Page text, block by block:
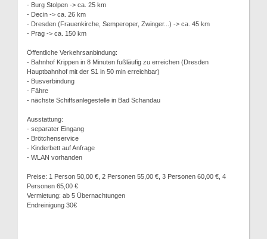
- Burg Stolpen -> ca. 25 km
- Decin -> ca. 26 km
- Dresden (Frauenkirche, Semperoper, Zwinger...) -> ca. 45 km
- Prag -> ca. 150 km
Öffentliche Verkehrsanbindung:
- Bahnhof Krippen in 8 Minuten fußläufig zu erreichen (Dresden
Hauptbahnhof mit der S1 in 50 min erreichbar)
- Busverbindung
- Fähre
- nächste Schiffsanlegestelle in Bad Schandau
Ausstattung:
- separater Eingang
- Brötchenservice
- Kinderbett auf Anfrage
- WLAN vorhanden
Preise: 1 Person 50,00 €, 2 Personen 55,00 €, 3 Personen 60,00 €, 4
Personen 65,00 €
Vermietung: ab 5 Übernachtungen
Endreinigung 30€